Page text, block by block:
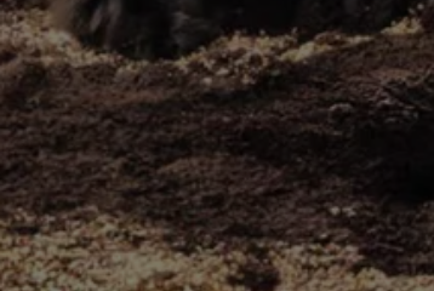
Räder und Reifen
Pannen- und Unfallhilfe
Economy Service
Volkswagen Teile
Zubehör
Modellspezifisches Zubehör
Schutz und Pflege
Transport
Entertainment und Elektronik
Individualisieren
Wallbox und Ladekabel
Digitale Extras
Dienste für Ihr Modell finden